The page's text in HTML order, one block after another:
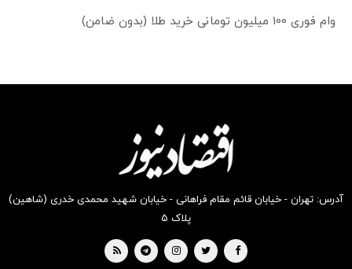
وام فوری 100 میلیون تومانی خرید طلا (بدون ضامن)
آدرس: تهران - خیابان قائم مقام فراهانی - خیابان شهید محمدی خدری (شاهین)
پلاک ۵